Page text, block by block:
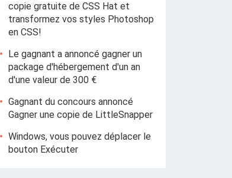
copie gratuite de CSS Hat et
transformez vos styles Photoshop
en CSS!
Le gagnant a annoncé gagner un
package d'hébergement d'un an
d'une valeur de 300 €
Gagnant du concours annoncé
Gagner une copie de LittleSnapper
Windows, vous pouvez déplacer le
bouton Exécuter